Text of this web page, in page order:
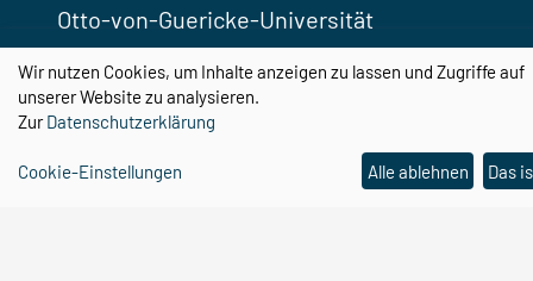
Otto-von-Guericke-Universität
Magdeburg
Universitätsplatz 2
39106 Magdeburg
cbbs@ovgu.de
Wir nutzen Cookies, um Inhalte anzeigen zu lassen und Zugriffe auf
unserer Website zu analysieren.
ZurDatenschutzerklärung
Cookie-Einstellungen Alle ablehnen Das